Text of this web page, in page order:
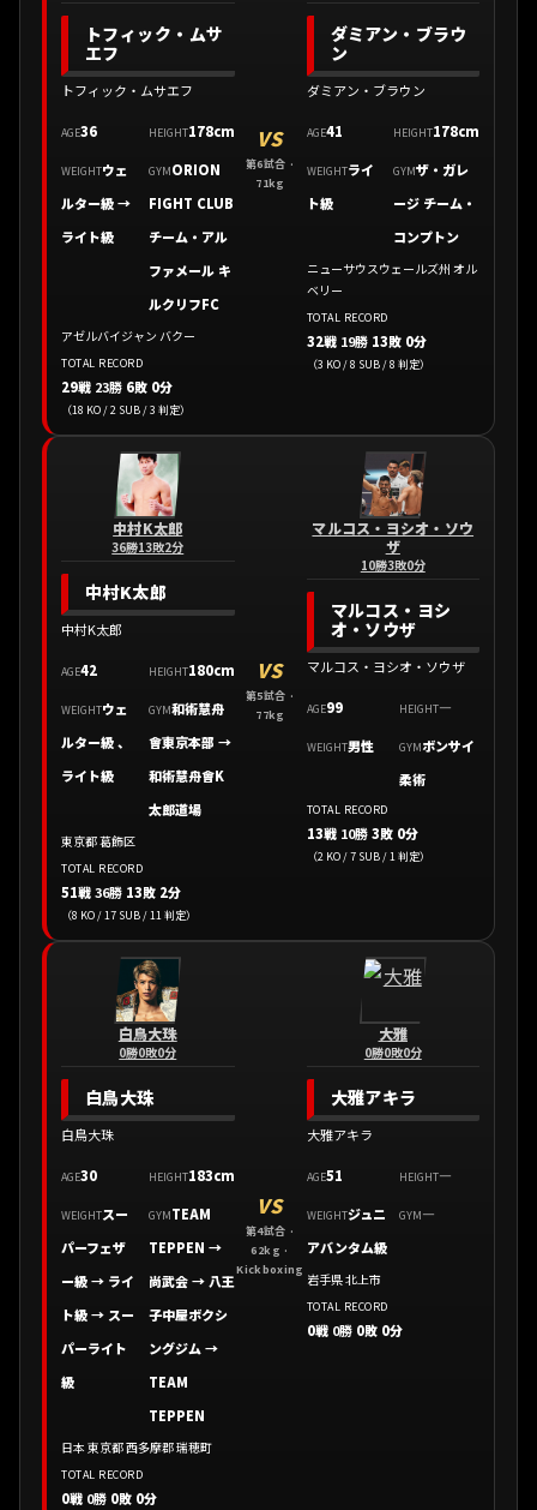
トフィック・ムサ
エフ
トフィック・ムサエフ
AGE36 HEIGHT178cm
WEIGHTウェ
ルター級 →
ライト級
GYMORION
FIGHT CLUB
チーム・アル
ファメール キ
ルクリフFC
アゼルバイジャン バクー
TOTAL RECORD
29戦 23勝 6敗 0分
（18 KO / 2 SUB / 3 判定）
VS
第6試合 ·
71kg
ダミアン・ブラウ
ン
ダミアン・ブラウン
AGE41 HEIGHT178cm
WEIGHTライ
ト級
GYMザ・ガレ
ージ チーム・
コンプトン
ニューサウスウェールズ州 オル
ベリー
TOTAL RECORD
32戦 19勝13敗 0分
（3 KO / 8 SUB / 8 判定）
中村K太郎
36勝13敗2分
中村K太郎
中村K太郎
AGE42 HEIGHT180cm
WEIGHTウェ
ルター級 、
ライト級
GYM和術慧舟
會東京本部 →
和術慧舟會K
太郎道場
東京都 葛飾区
TOTAL RECORD
51戦36勝 13敗 2分
（8 KO / 17 SUB / 11 判定）
VS
第5試合 ·
77kg
マルコス・ヨシオ・ソウ
ザ
10勝3敗0分
マルコス・ヨシ
オ・ソウザ
マルコス・ヨシオ・ソウザ
AGE99 HEIGHT—
WEIGHT男性 GYMボンサイ
柔術
TOTAL RECORD
13戦 10勝3敗 0分
（2 KO / 7 SUB / 1 判定）
白鳥大珠
0勝0敗0分
白鳥大珠
白鳥大珠
AGE30 HEIGHT183cm
WEIGHTスー
パーフェザ
ー級 → ライ
ト級 → スー
パーライト
級
GYMTEAM
TEPPEN →
尚武会→ 八王
子中屋ボクシ
ングジム →
TEAM
TEPPEN
日本 東京都 西多摩郡 瑞穂町
TOTAL RECORD
0戦 0勝 0敗 0分
VS
第4試合 ·
62kg ·
Kickboxing
大雅
0勝0敗0分
大雅アキラ
大雅アキラ
AGE51 HEIGHT—
WEIGHTジュニ
アバンタム級
GYM—
岩手県 北上市
TOTAL RECORD
0戦 0勝0敗 0分